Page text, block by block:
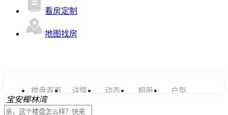
看房定制
地图找房
楼盘首页 详情 动态 相册 户型
宝安椰林湾